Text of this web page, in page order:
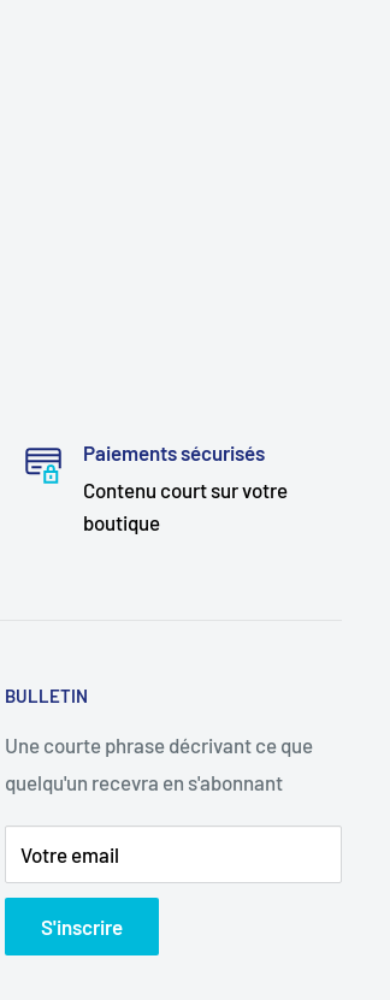
Paiements sécurisés
Contenu court sur votre
boutique
BULLETIN
Une courte phrase décrivant ce que
quelqu'un recevra en s'abonnant
Votre email
S'inscrire